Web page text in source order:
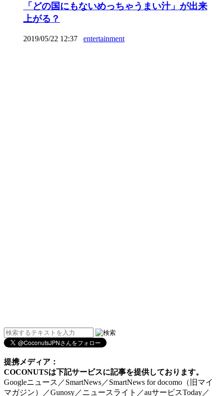
「どの国にもないめっちゃうまい汁」が出来
上がる？
2019/05/22 12:37 entertainment
提携メディア：
COCONUTSは下記サービスに記事を提供しております。
Googleニュース／SmartNews／SmartNews for docomo（旧マイ
マガジン）／Gunosy／ニュースライト／auサービスToday／